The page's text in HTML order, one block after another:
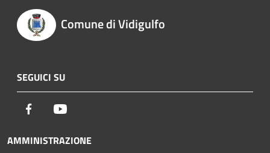
Comune di Vidigulfo
SEGUICI SU
Facebook
AMMINISTRAZIONE